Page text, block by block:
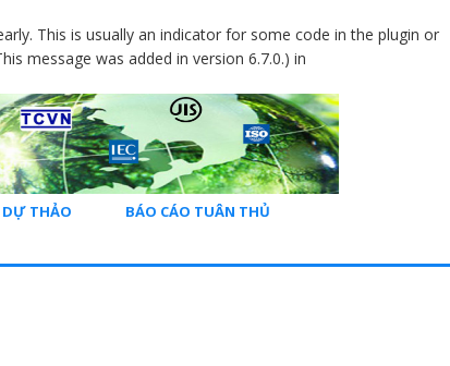
This is usually an indicator for some code in the plugin or
message was added in version 6.7.0.) in
DỰ THẢO
BÁO CÁO TUÂN THỦ